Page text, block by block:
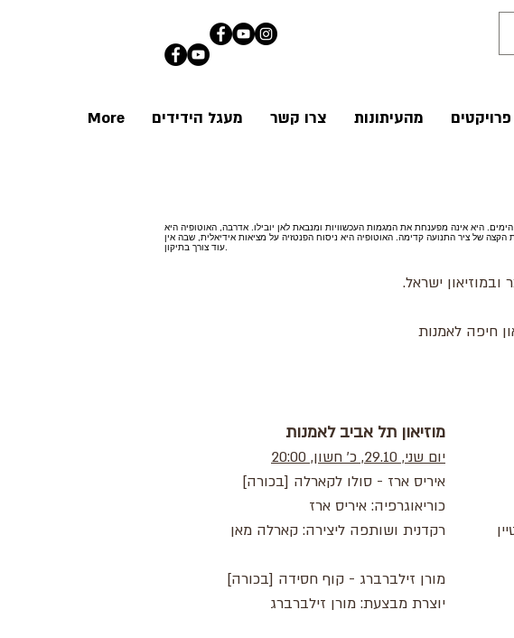
פרויקטים מהעיתונות צרו קשר מעגל הידידים More
היא אינה מפענחת את המגמות העכשוויות ומנבאת לאן יובילו. אדרבה, האוטופיה היא
של ציר התנועה קדימה. האוטופיה היא ניסוח הפנטזיה על מציאות אידיאלית, שבה אין
מוזיאון תל אביב לאמנות
יום שני, 29.10, כ' חשון, 20:00
איריס ארז - סולו לקארלה [בכורה]
כוריאוגרפיה: איריס ארז
רקדנית ושותפה ליצירה: קארלה מאן
מורן זילברברג - קוף חסידה [בכורה]
יוצרת מבצעת: מורן זילברברג